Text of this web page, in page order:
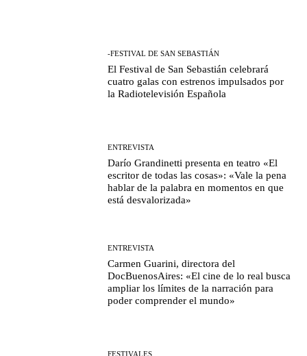
-FESTIVAL DE SAN SEBASTIÁN
El Festival de San Sebastián celebrará
cuatro galas con estrenos impulsados por
la Radiotelevisión Española
ENTREVISTA
Darío Grandinetti presenta en teatro «El
escritor de todas las cosas»: «Vale la pena
hablar de la palabra en momentos en que
está desvalorizada»
ENTREVISTA
Carmen Guarini, directora del
DocBuenosAires: «El cine de lo real busca
ampliar los límites de la narración para
poder comprender el mundo»
FESTIVALES